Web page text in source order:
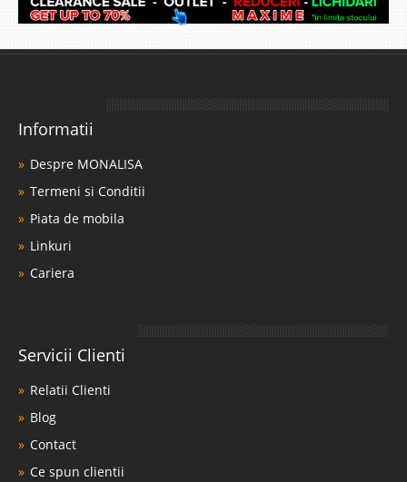
Informatii
Despre MONALISA
Termeni si Conditii
Piata de mobila
Linkuri
Cariera
Servicii Clienti
Relatii Clienti
Blog
Contact
Ce spun clientii